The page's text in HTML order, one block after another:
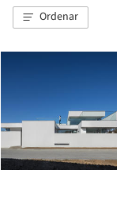
Ordenar